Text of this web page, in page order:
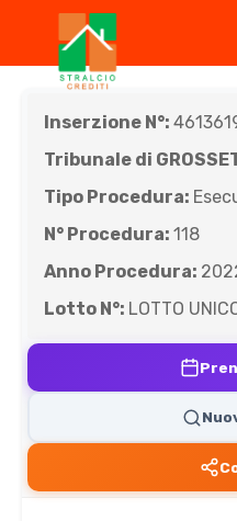
Inserzione N°:
Tribunale di
Tipo Procedura:
N° Procedura: 118
Anno Procedura:
Lotto N°: LOTTO